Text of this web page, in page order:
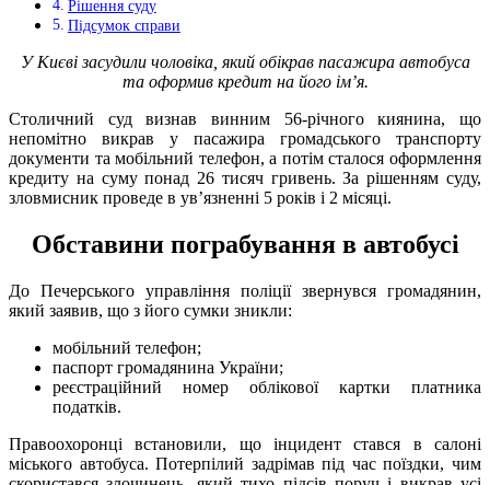
Рішення суду
Підсумок справи
У Києві засудили чоловіка, який обікрав пасажира автобуса
та оформив кредит на його ім’я.
Столичний суд визнав винним 56-річного киянина, що
непомітно викрав у пасажира громадського транспорту
документи та мобільний телефон, а потім сталося оформлення
кредиту на суму понад 26 тисяч гривень. За рішенням суду,
зловмисник проведе в ув’язненні 5 років і 2 місяці.
Обставини пограбування в автобусі
До Печерського управління поліції звернувся громадянин,
який заявив, що з його сумки зникли:
мобільний телефон;
паспорт громадянина України;
реєстраційний номер облікової картки платника
податків.
Правоохоронці встановили, що інцидент стався в салоні
міського автобуса. Потерпілий задрімав під час поїздки, чим